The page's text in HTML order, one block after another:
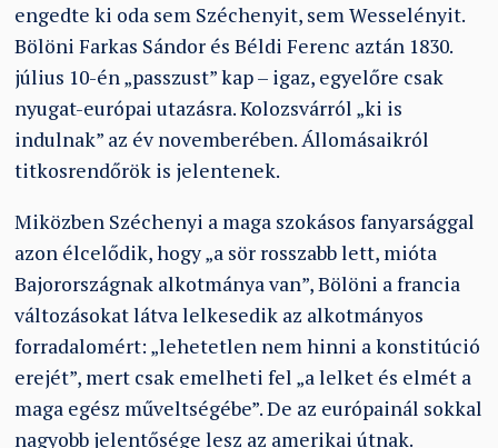
engedte ki oda sem Széchenyit, sem Wesselényit.
Bölöni Farkas Sándor és Béldi Ferenc aztán 1830.
július 10-én „passzust” kap – igaz, egyelőre csak
nyugat-európai utazásra. Kolozsvárról „ki is
indulnak” az év novemberében. Állomásaikról
titkosrendőrök is jelentenek.
Miközben Széchenyi a maga szokásos fanyarsággal
azon élcelődik, hogy „a sör rosszabb lett, mióta
Bajorországnak alkotmánya van”, Bölöni a francia
változásokat látva lelkesedik az alkotmányos
forradalomért: „lehetetlen nem hinni a konstitúció
erejét”, mert csak emelheti fel „a lelket és elmét a
maga egész műveltségébe”. De az európainál sokkal
nagyobb jelentősége lesz az amerikai útnak.